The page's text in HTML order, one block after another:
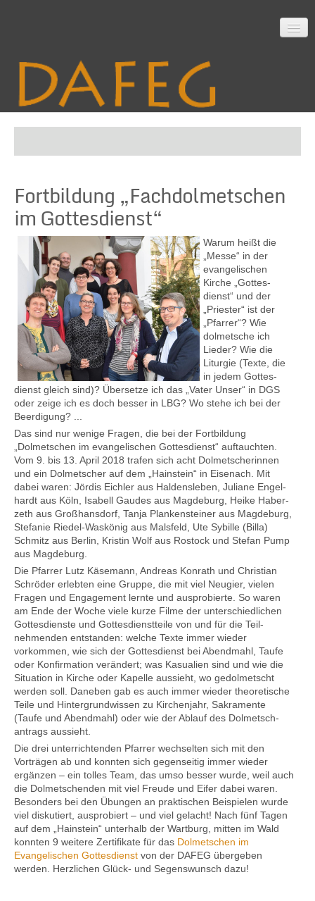
Mitarbeit
Material
Themen
Kontakt
Fortbildung „Fachdolmetschen
im Gottesdienst“
Warum heißt die
„Messe“ in der
evangelischen
Kirche „Gottes­
dienst“ und der
„Priester“ ist der
„Pfarrer“? Wie
dolmetsche ich
Lieder? Wie die
Liturgie (Texte, die
in jedem Gottes­
dienst gleich sind)? Über­setze ich das „Vater Unser“ in DGS
oder zeige ich es doch besser in LBG? Wo stehe ich bei der
Beer­digung? ...
Das sind nur wenige Fragen, die bei der Fort­bildung
„Dolmetschen im evange­lischen Gottes­dienst“ auftauchten.
Vom 9. bis 13. April 2018 trafen sich acht Dolmetscherin­nen
und ein Dolmetscher auf dem „Hainstein“ in Eisenach. Mit
dabei waren: Jördis Eichler aus Haldens­leben, Juliane Engel­
hardt aus Köln, Isabell Gaudes aus Magde­burg, Heike Haber­
zeth aus Groß­hans­dorf, Tanja Planken­steiner aus Magde­burg,
Stefanie Riedel-Waskönig aus Malsfeld, Ute Sybille (Billa)
Schmitz aus Berlin, Kristin Wolf aus Rostock und Stefan Pump
aus Magde­burg.
Die Pfarrer Lutz Käsemann, Andreas Konrath und Christian
Schröder erlebten eine Gruppe, die mit viel Neugier, vielen
Fragen und Enga­gement lernte und auspro­bierte. So waren
am Ende der Woche viele kurze Filme der unter­schied­lichen
Gottes­dienste und Gottes­dienst­teile von und für die Teil­
nehmenden entstanden: welche Texte immer wieder
vorkommen, wie sich der Gottes­dienst bei Abend­mahl, Taufe
oder Konfir­mation verändert; was Kasualien sind und wie die
Situation in Kirche oder Kapelle aussieht, wo gedolmetscht
werden soll. Daneben gab es auch immer wieder theore­tische
Teile und Hinter­grund­wissen zu Kirchen­jahr, Sakramente
(Taufe und Abend­mahl) oder wie der Ablauf des Dolmetsch­
antrags aussieht.
Die drei unter­richten­den Pfarrer wechselten sich mit den
Vorträgen ab und konnten sich gegen­seitig immer wieder
ergänzen – ein tolles Team, das umso besser wurde, weil auch
die Dol­metschen­den mit viel Freude und Eifer dabei waren.
Besonders bei den Übungen an prak­tischen Bei­spielen wurde
viel diskutiert, ausprobiert – und viel gelacht! Nach fünf Tagen
auf dem „Hainstein“ unterhalb der Wart­burg, mitten im Wald
konnten 9 weitere Zertifikate für das Dolmetschen im
Evangelischen Gottesdienst von der DAFEG über­geben
werden. Herzlichen Glück- und Segenswunsch dazu!